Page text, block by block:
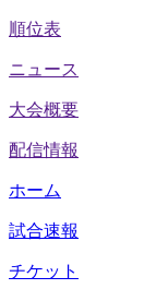
順位表
ニュース
大会概要
配信情報
ホーム
試合速報
チケット